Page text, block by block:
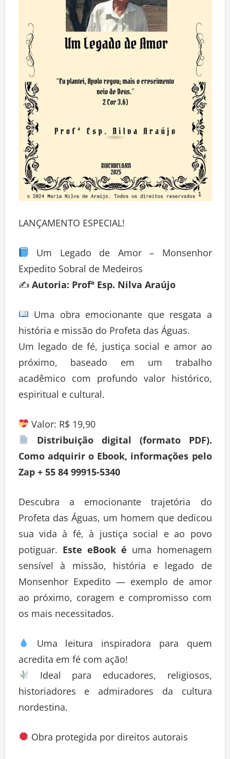
LANÇAMENTO ESPECIAL!
Um Legado de Amor – Monsenhor
Expedito Sobral de Medeiros
✍️Autoria: Profª Esp. Nilva Araújo
Uma obra emocionante que resgata a
história e missão do Profeta das Águas.
Um legado de fé, justiça social e amor ao
próximo, baseado em um trabalho
acadêmico com profundo valor histórico,
espiritual e cultural.
Valor: R$ 19,90
Distribuição digital (formato PDF).
Como adquirir o Ebook, informações pelo
Zap + 55 84 99915-5340
Descubra a emocionante trajetória do
Profeta das Águas, um homem que dedicou
sua vida à fé, à justiça social e ao povo
potiguar. Este eBook é uma homenagem
sensível à missão, história e legado de
Monsenhor Expedito — exemplo de amor
ao próximo, coragem e compromisso com
os mais necessitados.
Uma leitura inspiradora para quem
acredita em fé com ação!
Ideal para educadores, religiosos,
historiadores e admiradores da cultura
nordestina.
Obra protegida por direitos autorais